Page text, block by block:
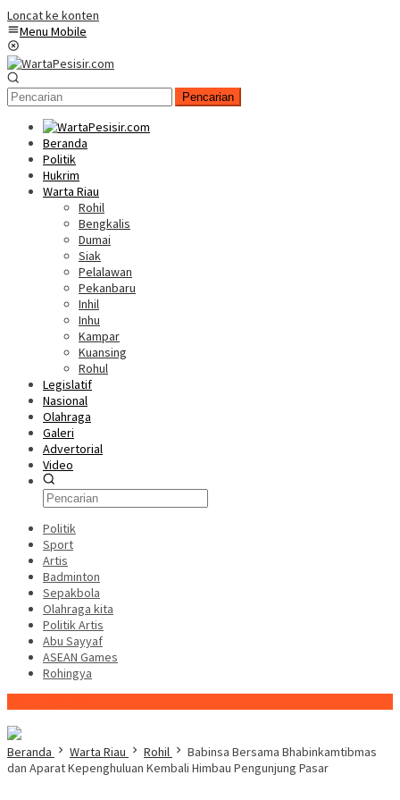
Loncat ke konten
Menu Mobile
Pencarian
Beranda
Politik
Hukrim
Warta Riau
Rohil
Bengkalis
Dumai
Siak
Pelalawan
Pekanbaru
Inhil
Inhu
Kampar
Kuansing
Rohul
Legislatif
Nasional
Olahraga
Galeri
Advertorial
Video
Politik
Sport
Artis
Badminton
Sepakbola
Olahraga kita
Politik Artis
Abu Sayyaf
ASEAN Games
Rohingya
Beranda Warta Riau Rohil
Babinsa Bersama Bhabinkamtibmas
dan Aparat Kepenghuluan Kembali Himbau Pengunjung Pasar